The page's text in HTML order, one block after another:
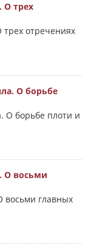
О трех
отречениях
О борьбе
О борьбе плоти и
О восьми
восьми главных